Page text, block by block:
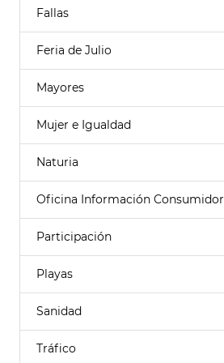
Fallas
Feria de Julio
Mayores
Mujer e Igualdad
Naturia
Oficina Información Consumidor
Participación
Playas
Sanidad
Tráfico